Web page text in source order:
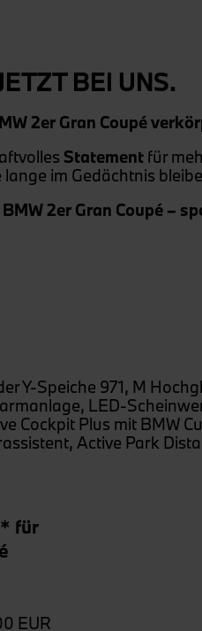
BEI UNS.
2er Gran Coupé
Statement für
im Gedächtnis
2er Gran Coupé –
Y-Speiche 971, M
LED-
Cockpit Plus mit BMW
Active Park
für
EUR